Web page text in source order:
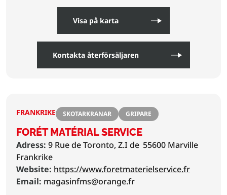
Visa på karta
Kontakta återförsäljaren
FRANKRIKE SKOTARKRANAR GRIPARE
FORÉT MATÉRIAL SERVICE
Adress: 9 Rue de Toronto, Z.I de 55600 Marville
Frankrike
Website: https://www.foretmaterielservice.fr
Email: magasinfms@orange.fr